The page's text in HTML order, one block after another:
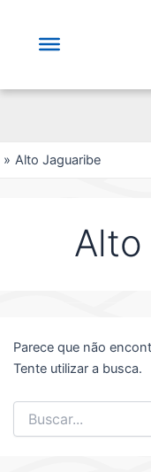
Alto Jaguaribe
Alto
Parece que não
Tente utilizar a busca.
Pesquisar
por: